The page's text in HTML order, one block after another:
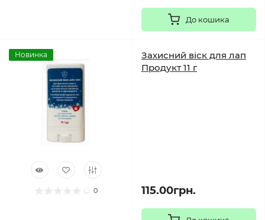
До кошика
Новинка
0
Захисний віск для лап
Продукт 11 г
115.00грн.